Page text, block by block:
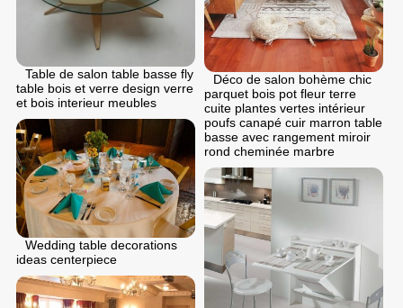
Déco de salon bohème chic
parquet bois pot fleur terre
cuite plantes vertes intérieur
poufs canapé cuir marron table
basse avec rangement miroir
rond cheminée marbre
Table de salon table basse fly
table bois et verre design verre
et bois interieur meubles
Wedding table decorations
ideas centerpiece